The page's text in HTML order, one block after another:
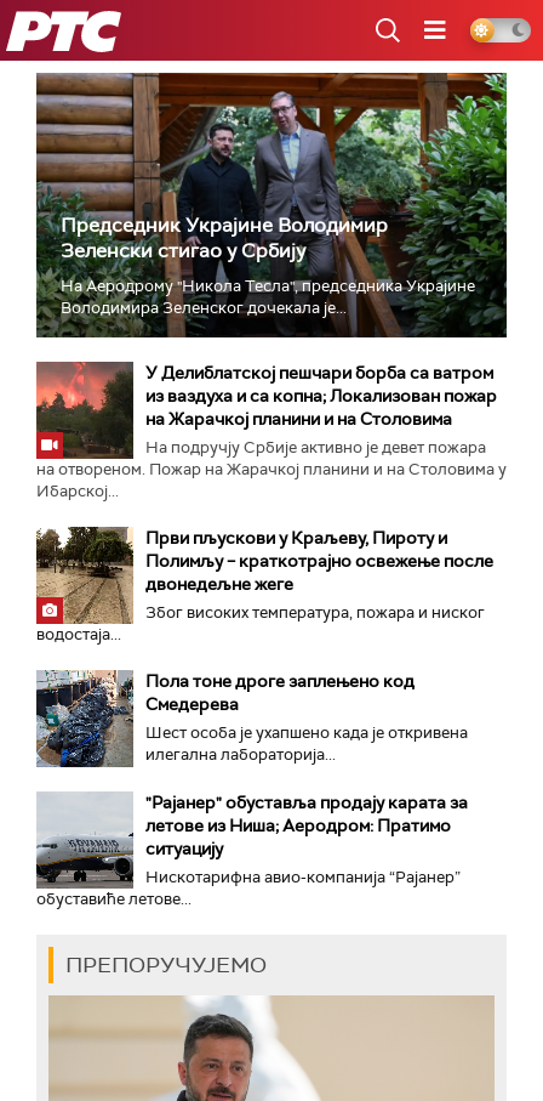
РТС
Председник Украјине Володимир
Зеленски стигао у Србију
На Аеродрому "Никола Тесла", председника Украјине
Володимира Зеленског дочекала је...
У Делиблатској пешчари борба са ватром
из ваздуха и са копна; Локализован пожар
на Жарачкој планини и на Столовима
На подручју Србије активно је девет пожара
на отвореном. Пожар на Жарачкој планини и на Столовима у
Ибарској...
Први пљускови у Краљеву, Пироту и
Полимљу – краткотрајно освежење после
двонедељне жеге
Због високих температура, пожара и ниског
водостаја...
Пола тоне дроге заплењено код
Смедерева
Шест особа је ухапшено када је откривена
илегална лабораторија...
"Рајанер" обуставља продају карата за
летове из Ниша; Аеродром: Пратимо
ситуацију
Нискотарифна авио-компанија “Рајанер”
обуставиће летове...
ПРЕПОРУЧУЈЕМО